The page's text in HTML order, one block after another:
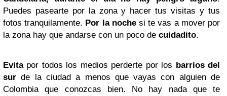
Puedes pasearte por la zona y hacer tus visitas y tus
fotos tranquilamente. Por la nochesi te vas a mover por
la zona hay que andarse con un poco de cuidadito.
Evitapor todos los medios perderte por los barrios del
sur de la ciudad a menos que vayas con alguien de
Colombia que conozcas bien. No hay nada que te